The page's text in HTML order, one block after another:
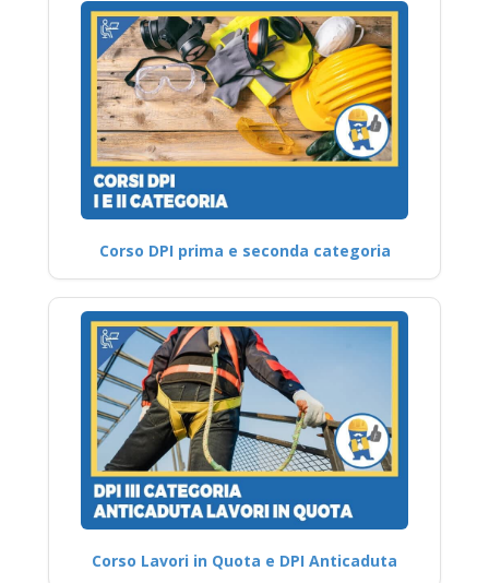
Corso DPI prima e seconda categoria
Corso Lavori in Quota e DPI Anticaduta